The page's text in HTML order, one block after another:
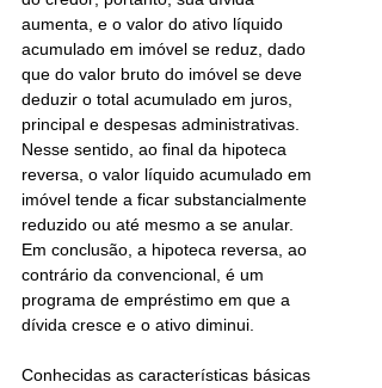
aumenta, e o valor do ativo líquido
acumulado em imóvel se reduz, dado
que do valor bruto do imóvel se deve
deduzir o total acumulado em juros,
principal e despesas administrativas.
Nesse sentido, ao final da hipoteca
reversa, o valor líquido acumulado em
imóvel tende a ficar substancialmente
reduzido ou até mesmo a se anular.
Em conclusão, a hipoteca reversa, ao
contrário da convencional, é um
programa de empréstimo em que a
dívida cresce e o ativo diminui.
Conhecidas as características básicas